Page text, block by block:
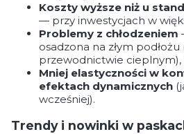
Koszty wyższe niż u
— przy inwestycjach w
Problemy z chłodzeniem
osadzona na złym podłożu
przewodnictwie cieplnym),
Mniej elastyczności w
efektach dynamicznych
wcześniej).
Trendy i nowinki w